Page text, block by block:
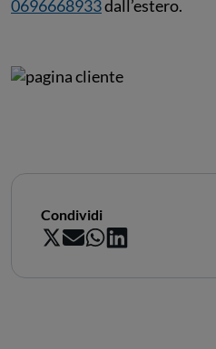
0696668933dall’estero.
Condividi